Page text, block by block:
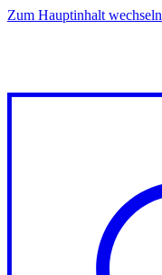
Zum Hauptinhalt wechseln